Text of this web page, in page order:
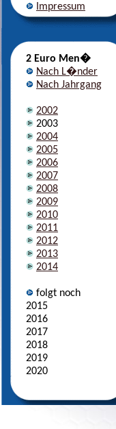
Impressum
2 Euro Men�
Nach L�nder
Nach Jahrgang
2002
2003
2004
2005
2006
2007
2008
2009
2010
2011
2012
2013
2014
folgt noch
2015
2016
2017
2018
2019
2020